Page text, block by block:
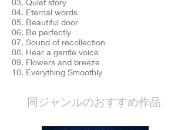
03. Quiet story
04. Eternal words
05. Beautiful door
06. Be perfectly
07. Sound of recollection
08. Hear a gentle voice
09. Flowers and breeze
10. Everything Smoothly
​同ジャンルのおすすめ作品